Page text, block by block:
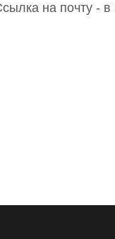
на почту - в